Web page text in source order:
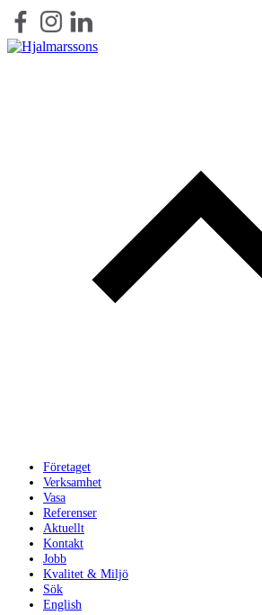
Företaget
Verksamhet
Vasa
Referenser
Aktuellt
Kontakt
Jobb
Kvalitet & Miljö
Sök
English